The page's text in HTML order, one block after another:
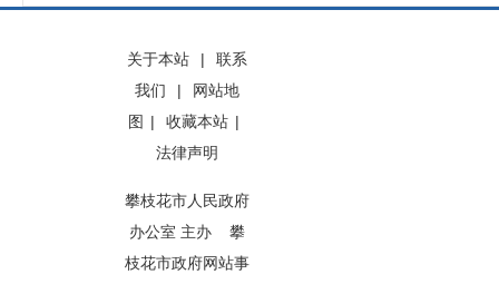
关于本站 |
联系
我们
|
网站地
图 | 收藏本站 |
法律声明
攀枝花市人民政府
办公室 主办 攀
枝花市政府网站事